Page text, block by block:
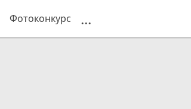
Фотоконкурс ...